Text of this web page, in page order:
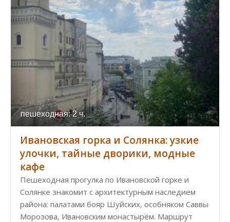
пешеходная: 2 ч.
Ивановская горка и Солянка: узкие
улочки, тайные дворики, модные
кафе
Пешеходная прогулка по Ивановской горке и
Солянке знакомит с архитектурным наследием
района: палатами бояр Шуйских, особняком Саввы
Морозова, Ивановским монастырём. Маршрут